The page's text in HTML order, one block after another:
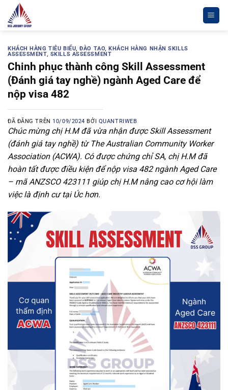
Chuyển
đến
dungKHÁCH HÀNG TIÊU BIỂU,ĐÀO TẠO,KHÁCH HÀNG NHẬN SKILLS
ASSESSMENT, SKILLS ASSESSMENT
Chinh phục thành công Skill Assessment
(Đánh giá tay nghề) ngành Aged Care để
nộp visa 482
ĐÃ ĐĂNG TRÊN 10/09/2024 BỞI QUANTRIWEB
Chúc mừng chị H.M đã vừa nhận được Skill Assessment
(đánh giá tay nghề) từ The Australian Community Worker
Association (ACWA). Có được chứng chỉ SA, chị H.M đã
hoàn tất được điều kiện để nộp visa 482 ngành Aged Care
– mã ANZSCO 423111 giúp chị H.M nâng cao cơ hội làm
việc là định cư tại Úc hơn.